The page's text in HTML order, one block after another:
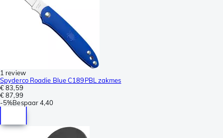
1 review
Spyderco Roadie Blue C189PBL zakmes
€ 83,59
€ 87,99
-5%Bespaar4,40